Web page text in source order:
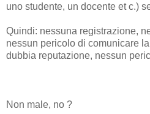
uno studente, un docente et c.)
Quindi: nessuna registrazione,
nessun pericolo di comunicare
dubbia reputazione, nessun
Non male, no ?